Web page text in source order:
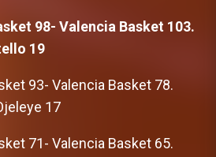
98- Valencia Basket 103.
19
93- Valencia Basket 78.
17
71- Valencia Basket 65.